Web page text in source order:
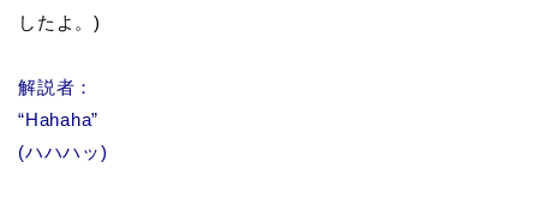
したよ。)
解説者：
“Hahaha”
(ハハハッ)